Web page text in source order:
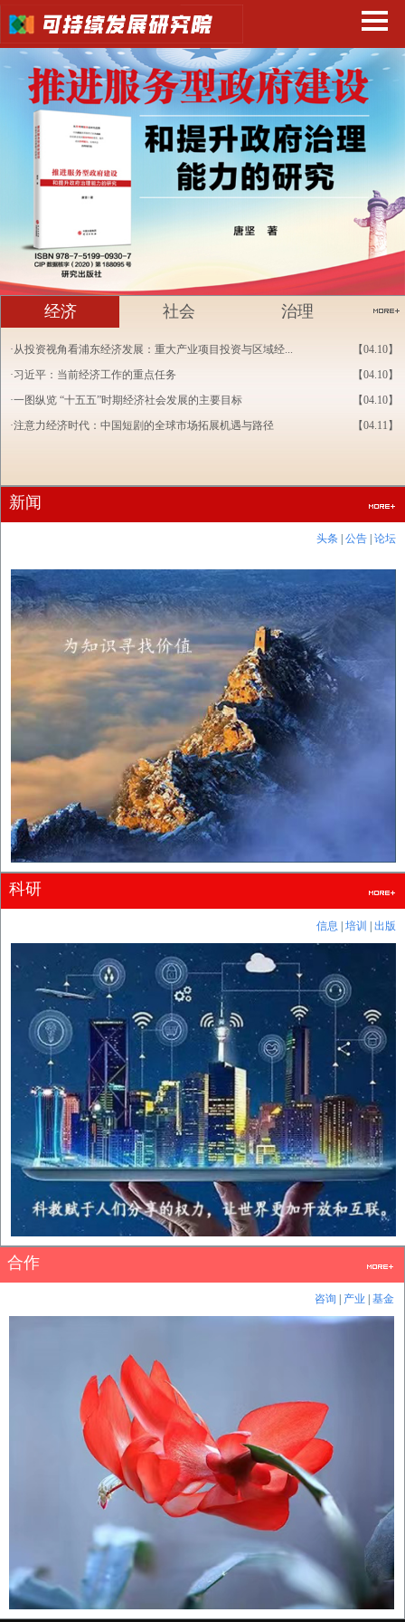
经济 社会 治理
【04.10】
·从投资视角看浦东经济发展：重大产业项目投资与区域经...
【04.10】
·习近平：当前经济工作的重点任务
【04.10】
·一图纵览 “十五五”时期经济社会发展的主要目标
【04.11】
·注意力经济时代：中国短剧的全球市场拓展机遇与路径
新闻
头条 公告| 论坛
科研
信息 | 培训 | 出版
合作
咨询 产业 基金